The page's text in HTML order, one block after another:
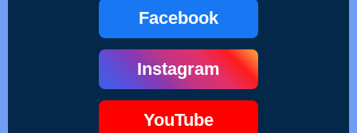
Facebook
Instagram
YouTube